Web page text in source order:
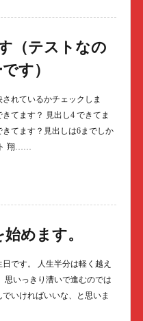
（テストなの
す）
れているかチェックしま
てます？ 見出し4 できてま
てます？見出しは6までしか
翔……
めます。
です。 人生半分は軽く越え
思いっきり漕いで進むのでは
いければいいな、と思いま